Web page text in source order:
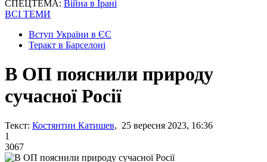
СПЕЦТЕМА: Війна в Ірані
ВСІ ТЕМИ
Вступ України в ЄС
Теракт в Барселоні
В ОП пояснили природу
сучасної Росії
Текст: Костянтин Катишев, 25 вересня 2023, 16:36
1
3067